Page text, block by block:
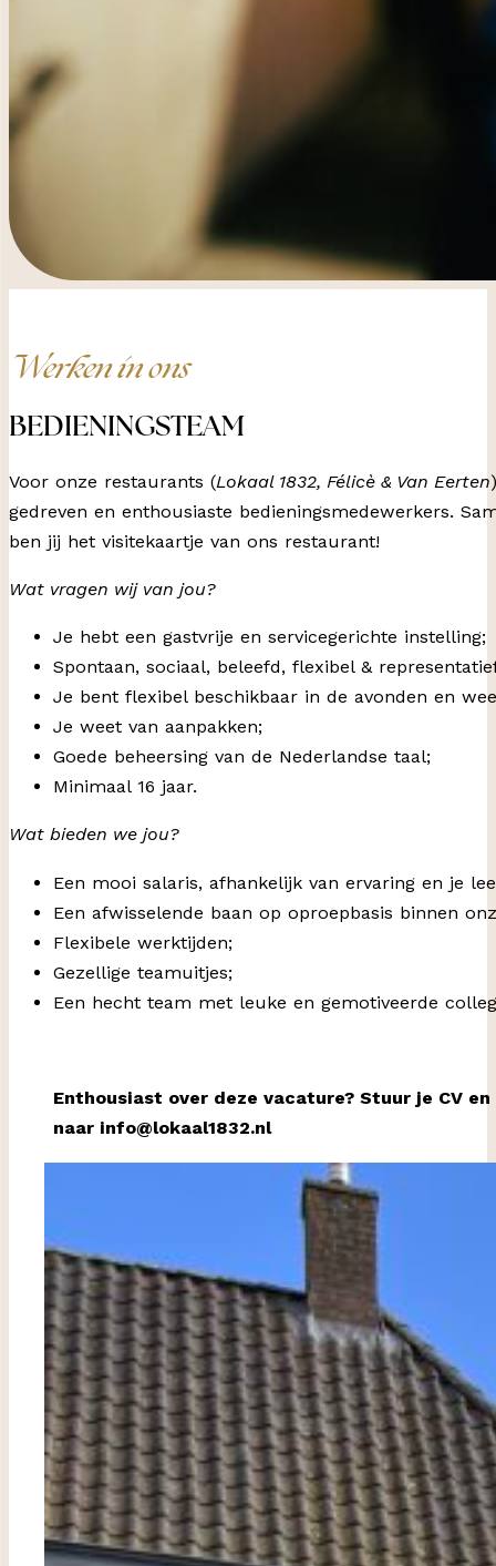
Werken in ons
BEDIENINGSTEAM
Voor onze restaurants (Lokaal 1832, Félicè & Van Eerten
gedreven en enthousiaste bedieningsmedewerkers.
ben jij het visitekaartje van ons restaurant!
Wat vragen wij van jou?
Je hebt een gastvrije en servicegerichte instelling;
Spontaan, sociaal, beleefd, flexibel &
Je bent flexibel beschikbaar in de avonden en
Je weet van aanpakken;
Goede beheersing van de Nederlandse taal;
Minimaal 16 jaar.
Wat bieden we jou?
Een mooi salaris, afhankelijk van ervaring en je
Een afwisselende baan op oproepbasis binnen
Flexibele werktijden;
Gezellige teamuitjes;
Een hecht team met leuke en gemotiveerde
Enthousiast over deze vacature? Stuur je CV
naar info@lokaal1832.nl